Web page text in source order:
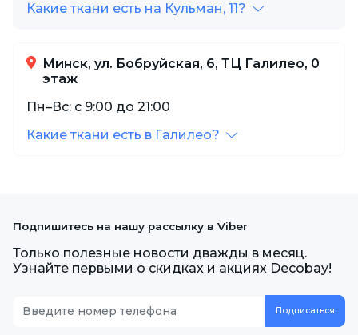
Какие ткани есть на Кульман, 11?
Минск, ул. Бобруйская, 6, ТЦ Галилео, 0
этаж
Пн–Вс: с 9:00 до 21:00
Какие ткани есть в Галилео?
Подпишитесь на нашу рассылку в Viber
Только полезные новости дважды в месяц.
Узнайте первыми о скидках и акциях Decobay!